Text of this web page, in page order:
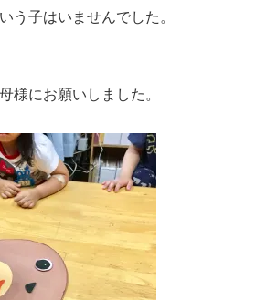
う子はいませんでした。
様にお願いしました。